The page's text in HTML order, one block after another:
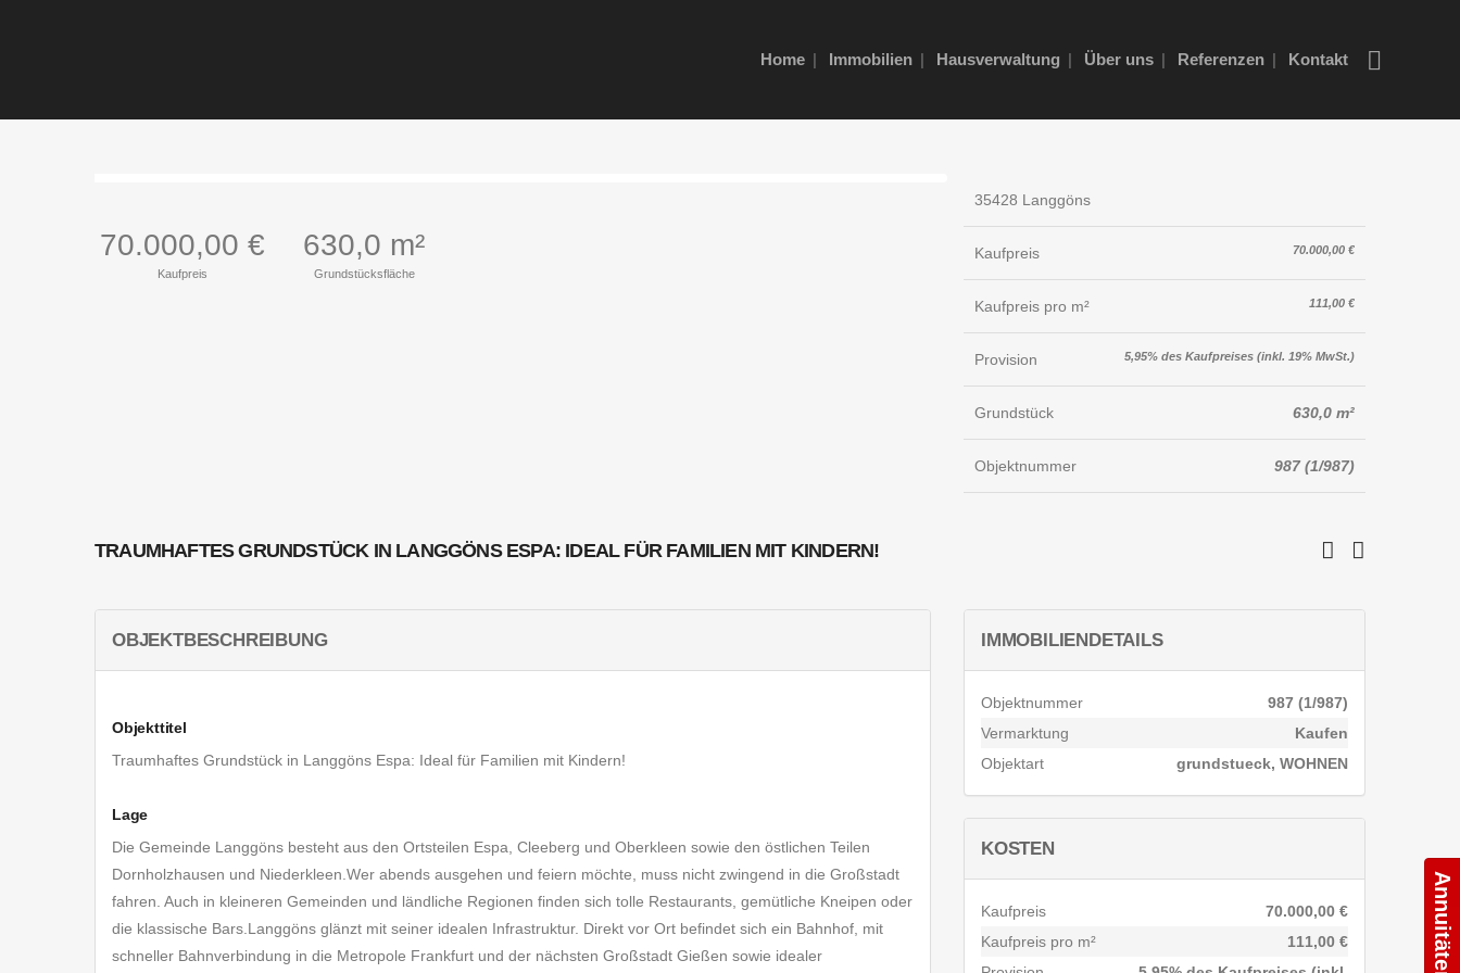
Home Immobilien Hausverwaltung Über uns Referenzen Kontakt
70.000,00 €
Kaufpreis
630,0 m²
Grundstücksfläche
35428 Langgöns
Kaufpreis 70.000,00 €
Kaufpreis pro m² 111,00 €
Provision 5,95% des Kaufpreises (inkl. 19% MwSt.)
Grundstück 630,0 m²
Objektnummer 987 (1/987)
TRAUMHAFTES GRUNDSTÜCK IN LANGGÖNS ESPA: IDEAL FÜR FAMILIEN MIT KINDERN!
OBJEKTBESCHREIBUNG
Objekttitel
Traumhaftes Grundstück in Langgöns Espa: Ideal für Familien mit Kindern!
Lage
Die Gemeinde Langgöns besteht aus den Ortsteilen Espa, Cleeberg und Oberkleen sowie den östlichen Teilen
Dornholzhausen und Niederkleen.Wer abends ausgehen und feiern möchte, muss nicht zwingend in die Großstadt
fahren. Auch in kleineren Gemeinden und ländliche Regionen finden sich tolle Restaurants, gemütliche Kneipen oder
die klassische Bars.Langgöns glänzt mit seiner idealen Infrastruktur. Direkt vor Ort befindet sich ein Bahnhof, mit
schneller Bahnverbindung in die Metropole Frankfurt und der nächsten Großstadt Gießen sowie idealer
IMMOBILIENDETAILS
Objektnummer
987 (1/987)
Vermarktung
Kaufen
Objektart
grundstueck, WOHNEN
KOSTEN
Kaufpreis
70.000,00 €
Kaufpreis pro m²
111,00 €